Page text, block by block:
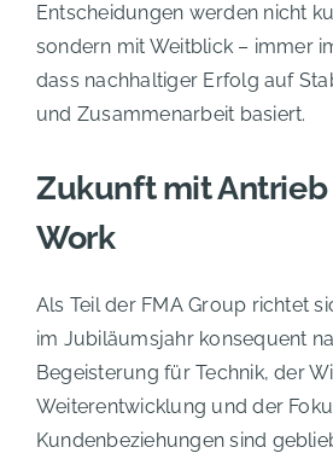
Entscheidungen werden nicht
sondern mit Weitblick – immer
dass nachhaltiger Erfolg auf
und Zusammenarbeit basiert.
Zukunft mit Antrieb
Work
Als Teil der FMA Group richtet
im Jubiläumsjahr konsequent
Begeisterung für Technik, der
Weiterentwicklung und der
Kundenbeziehungen sind